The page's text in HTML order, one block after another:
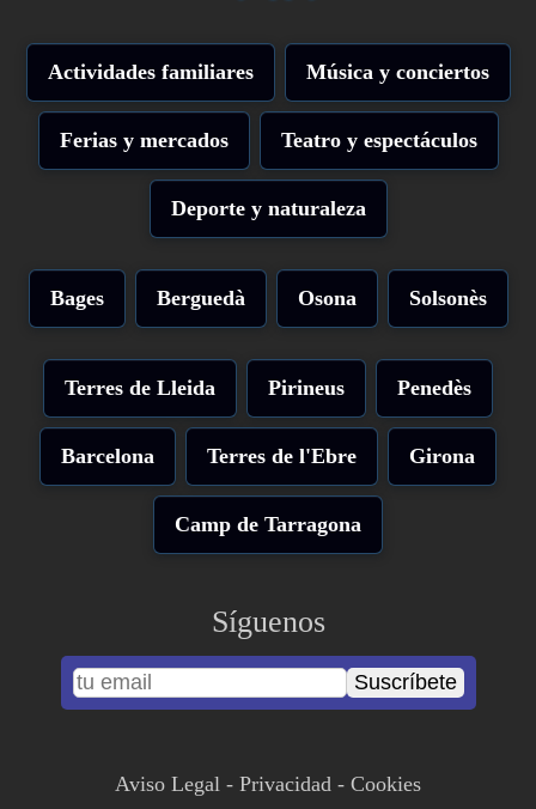
Actividades familiares Música y conciertos
Ferias y mercados Teatro y espectáculos
Deporte y naturaleza
Bages Berguedà Osona Solsonès
Terres de Lleida Pirineus Penedès
Barcelona Terres de l'Ebre Girona
Camp de Tarragona
Síguenos
Suscríbete
Aviso Legal - Privacidad - Cookies